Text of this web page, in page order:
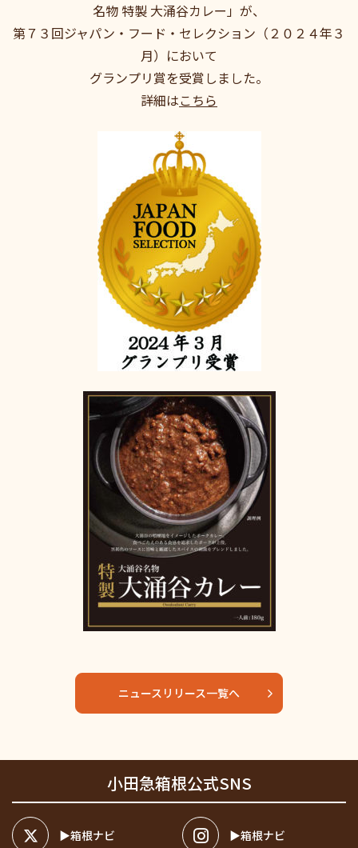
名物 特製 大涌谷カレー」が、
第７３回ジャパン・フード・セレクション（２０２４年３
月）において
グランプリ賞を受賞しました。
詳細はこちら
ニュースリリース一覧へ
小田急箱根公式SNS
箱根ナビ 箱根ナビ